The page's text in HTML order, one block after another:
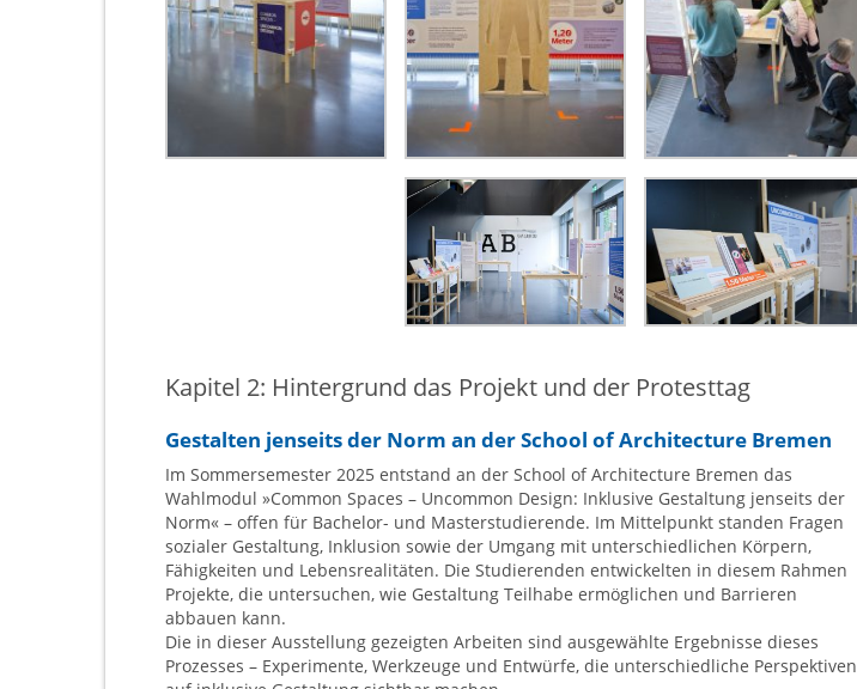
Kapitel 2: Hintergrund das Projekt und der Protesttag
Gestalten jenseits der Norm an der School of Architecture Bremen
Im Sommersemester 2025 entstand an der School of Architecture Bremen das
Wahlmodul »Common Spaces – Uncommon Design: Inklusive Gestaltung jenseits der
Norm« – offen für Bachelor- und Masterstudierende. Im Mittelpunkt standen Fragen
sozialer Gestaltung, Inklusion sowie der Umgang mit unterschiedlichen Körpern,
Fähigkeiten und Lebensrealitäten. Die Studierenden entwickelten in diesem Rahmen
Projekte, die untersuchen, wie Gestaltung Teilhabe ermöglichen und Barrieren
abbauen kann.
Die in dieser Ausstellung gezeigten Arbeiten sind ausgewählte Ergebnisse dieses
Prozesses – Experimente, Werkzeuge und Entwürfe, die unterschiedliche Perspektiven